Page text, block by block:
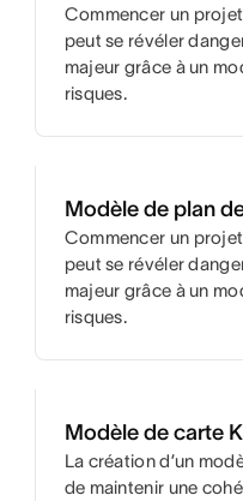
Commencer un
peut se révéler
majeur grâce à un
risques.
Modèle de plan
Commencer un
peut se révéler
majeur grâce à un
risques.
Modèle de carte
La création d’un
de maintenir une